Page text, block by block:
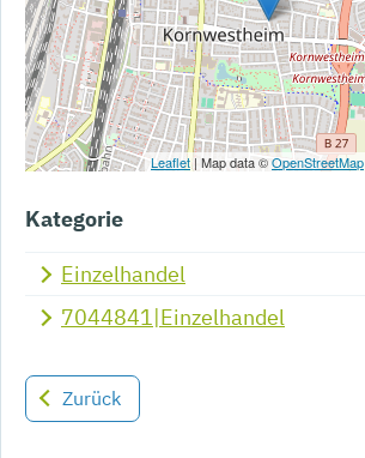
Leaflet| Map data ©OpenStreetMap
Kategorie
Einzelhandel
7044841|Einzelhandel
Zurück